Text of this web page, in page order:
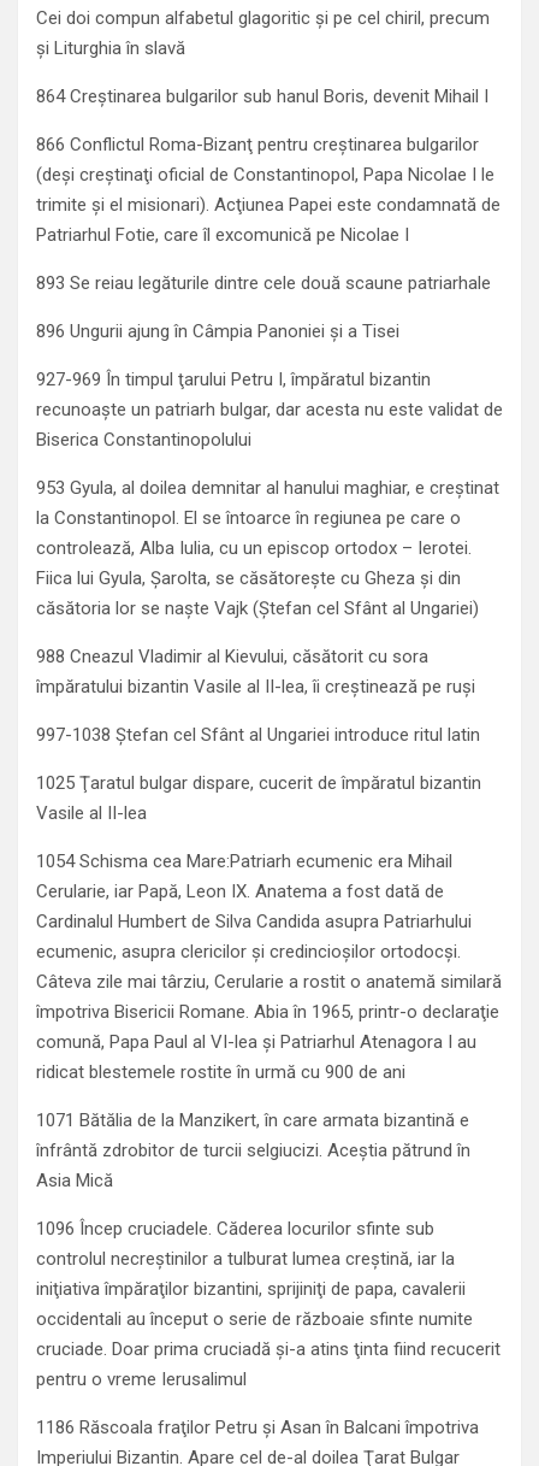
Cei doi compun alfabetul glagoritic şi pe cel chiril, precum
şi Liturghia în slavă
864 Creştinarea bulgarilor sub hanul Boris, devenit Mihail I
866 Conflictul Roma-Bizanţ pentru creştinarea bulgarilor
(deşi creştinaţi oficial de Constantinopol, Papa Nicolae I le
trimite şi el misionari). Acţiunea Papei este condamnată de
Patriarhul Fotie, care îl excomunică pe Nicolae I
893 Se reiau legăturile dintre cele două scaune patriarhale
896 Ungurii ajung în Câmpia Panoniei şi a Tisei
927-969 În timpul ţarului Petru I, împăratul bizantin
recunoaşte un patriarh bulgar, dar acesta nu este validat de
Biserica Constantinopolului
953 Gyula, al doilea demnitar al hanului maghiar, e creştinat
la Constantinopol. El se întoarce în regiunea pe care o
controlează, Alba Iulia, cu un episcop ortodox – Ierotei.
Fiica lui Gyula, Şarolta, se căsătoreşte cu Gheza şi din
căsătoria lor se naşte Vajk (Ştefan cel Sfânt al Ungariei)
988 Cneazul Vladimir al Kievului, căsătorit cu sora
împăratului bizantin Vasile al II-lea, îi creştinează pe ruşi
997-1038 Ştefan cel Sfânt al Ungariei introduce ritul latin
1025 Ţaratul bulgar dispare, cucerit de împăratul bizantin
Vasile al II-lea
1054 Schisma cea Mare:Patriarh ecumenic era Mihail
Cerularie, iar Papă, Leon IX. Anatema a fost dată de
Cardinalul Humbert de Silva Candida asupra Patriarhului
ecumenic, asupra clericilor şi credincioşilor ortodocşi.
Câteva zile mai târziu, Cerularie a rostit o anatemă similară
împotriva Bisericii Romane. Abia în 1965, printr-o declaraţie
comună, Papa Paul al VI-lea şi Patriarhul Atenagora I au
ridicat blestemele rostite în urmă cu 900 de ani
1071 Bătălia de la Manzikert, în care armata bizantină e
înfrântă zdrobitor de turcii selgiucizi. Aceştia pătrund în
Asia Mică
1096 Încep cruciadele. Căderea locurilor sfinte sub
controlul necreştinilor a tulburat lumea creştină, iar la
iniţiativa împăraţilor bizantini, sprijiniţi de papa, cavalerii
occidentali au început o serie de războaie sfinte numite
cruciade. Doar prima cruciadă şi-a atins ţinta fiind recucerit
pentru o vreme Ierusalimul
1186 Răscoala fraţilor Petru şi Asan în Balcani împotriva
Imperiului Bizantin. Apare cel de-al doilea Ţarat Bulgar